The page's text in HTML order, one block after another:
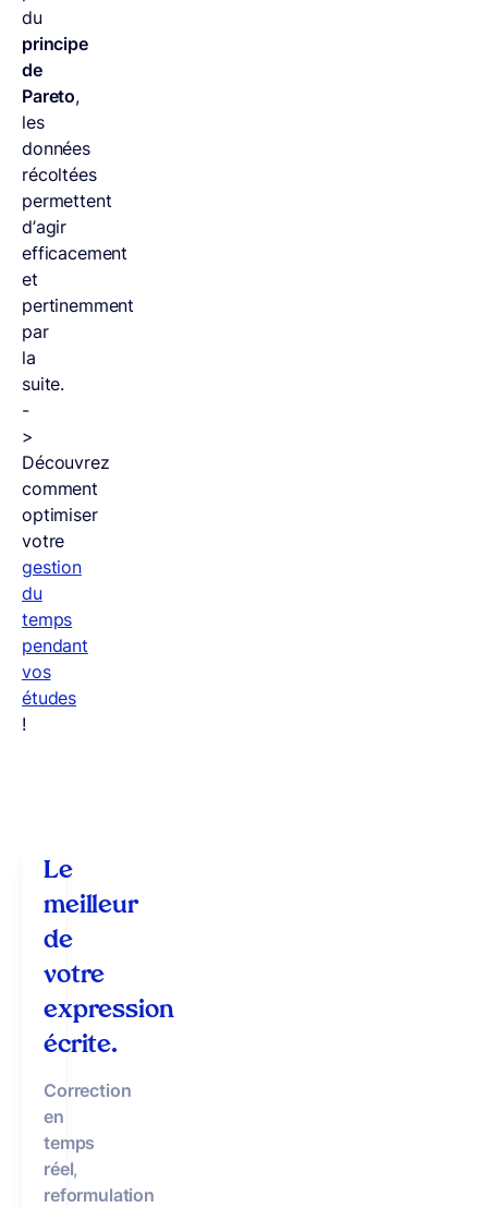
du
principe
de
Pareto,
les
données
récoltées
permettent
d’agir
efficacement
et
pertinemment
par
la
suite.
-
>
Découvrez
comment
optimiser
votre
gestion
du
temps
pendant
vos
études
!
Le
meilleur
de
votre
expression
écrite.
Correction
en
temps
réel,
reformulation